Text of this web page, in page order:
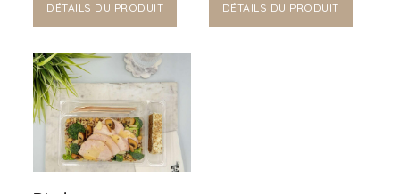
DÉTAILS DU PRODUIT DÉTAILS DU PRODUIT